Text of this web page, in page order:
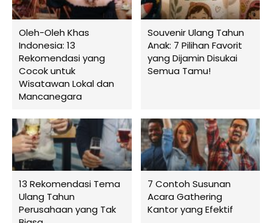
Oleh-Oleh Khas
Indonesia: 13
Rekomendasi yang
Cocok untuk
Wisatawan Lokal dan
Mancanegara
Souvenir Ulang Tahun
Anak: 7 Pilihan Favorit
yang Dijamin Disukai
Semua Tamu!
13 Rekomendasi Tema
Ulang Tahun
Perusahaan yang Tak
7 Contoh Susunan
Acara Gathering
Kantor yang Efektif